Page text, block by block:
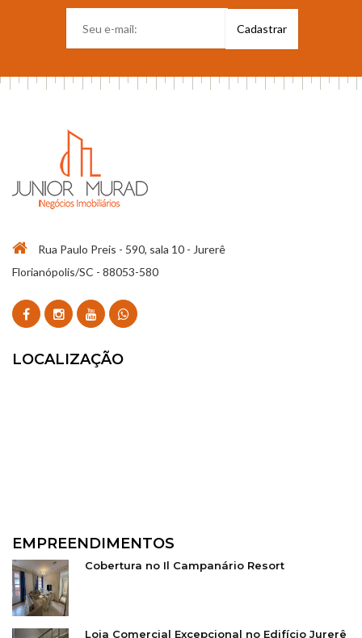
Rua Paulo Preis - 590, sala 10 - Jurerê
Florianópolis/SC - 88053-580
LOCALIZAÇÃO
EMPREENDIMENTOS
Cobertura no Il Campanário Resort
Loja Comercial Excepcional no Edifício Jurerê